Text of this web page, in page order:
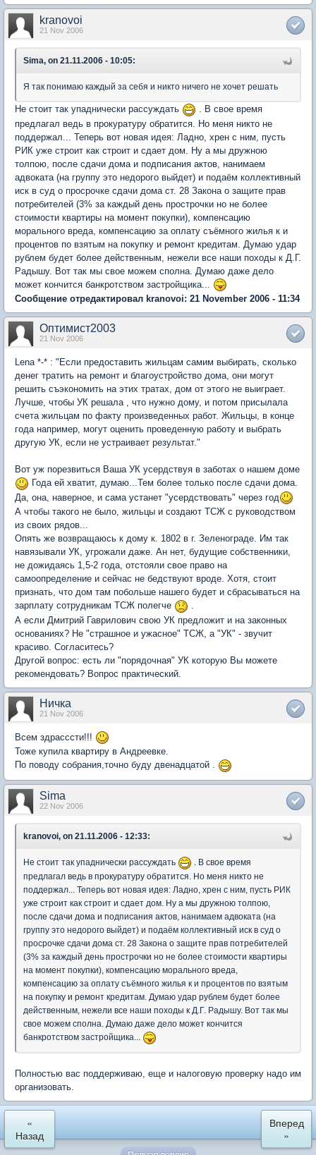
kranovoi
21 Nov 2006
Sima, on 21.11.2006 - 10:05:
Я так понимаю каждый за себя и никто ничего не хочет решать
Не стоит так упаднически рассуждать
. В свое время
предлагал ведь в прокуратуру обратится. Но меня никто не
поддержал... Теперь вот новая идея: Ладно, хрен с ним, пусть
РИК уже строит как строит и сдает дом. Ну а мы дружною
толпою, после сдачи дома и подписания актов, нанимаем
адвоката (на группу это недорого выйдет) и подаём коллективный
иск в суд о просрочке сдачи дома ст. 28 Закона о защите прав
потребителей (3% за каждый день прострочки но не более
стоимости квартиры на момент покупки), компенсацию
морального вреда, компенсацию за оплату съёмного жилья к и
процентов по взятым на покупку и ремонт кредитам. Думаю удар
рублем будет более действенным, нежели все наши походы к Д.Г.
Радышу. Вот так мы свое можем сполна. Думаю даже дело
может кончится банкротством застройщика...
Сообщение отредактировал kranovoi: 21 November 2006 - 11:34
Оптимист2003
21 Nov 2006
Lena *-* : "Если предоставить жильцам самим выбирать, сколько
денег тратить на ремонт и благоустройство дома, они могут
решить съэкономить на этих тратах, дом от этого не выиграет.
Лучше, чтобы УК решала , что нужно дому, и потом присылала
счета жильцам по факту произведенных работ. Жильцы, в конце
года например, могут оценить проведенную работу и выбрать
другую УК, если не устраивает результат."
Вот уж порезвиться Ваша УК усердствуя в заботах о нашем доме
Года ей хватит, думаю...Тем более только после сдачи дома.
Да, она, наверное, и сама устанет "усердствовать" через год
А чтобы такого не было, жильцы и создают ТСЖ с руководством
из своих рядов...
Опять же возвращаюсь к дому к. 1802 в г. Зеленограде. Им так
навязывали УК, угрожали даже. Ан нет, будущие собственники,
не дожидаясь 1,5-2 года, отстояли свое право на
самоопределение и сейчас не бедствуют вроде. Хотя, стоит
признать, что дом там побольше нашего будет и сбрасываться на
зарплату сотрудникам ТСЖ полегче
.
А если Дмитрий Гаврилович свою УК предложит и на законных
основаниях? Не "страшное и ужасное" ТСЖ, а "УК" - звучит
красиво. Согласитесь?
Другой вопрос: есть ли "порядочная" УК которую Вы можете
рекомендовать? Вопрос практический.
Ничка
21 Nov 2006
Всем здрасссти!!!
Тоже купила квартиру в Андреевке.
По поводу собрания,точно буду двенадцатой .
Sima
22 Nov 2006
kranovoi, on 21.11.2006 - 12:33:
Не стоит так упаднически рассуждать
. В свое время
предлагал ведь в прокуратуру обратится. Но меня никто не
поддержал... Теперь вот новая идея: Ладно, хрен с ним, пусть РИК
уже строит как строит и сдает дом. Ну а мы дружною толпою,
после сдачи дома и подписания актов, нанимаем адвоката (на
группу это недорого выйдет) и подаём коллективный иск в суд о
просрочке сдачи дома ст. 28 Закона о защите прав потребителей
(3% за каждый день прострочки но не более стоимости квартиры
на момент покупки), компенсацию морального вреда,
компенсацию за оплату съёмного жилья к и процентов по взятым
на покупку и ремонт кредитам. Думаю удар рублем будет более
действенным, нежели все наши походы к Д.Г. Радышу. Вот так мы
свое можем сполна. Думаю даже дело может кончится
банкротством застройщика...
Полностью вас поддерживаю, еще и налоговую проверку надо им
организовать.
«
Назад
Вперед
»